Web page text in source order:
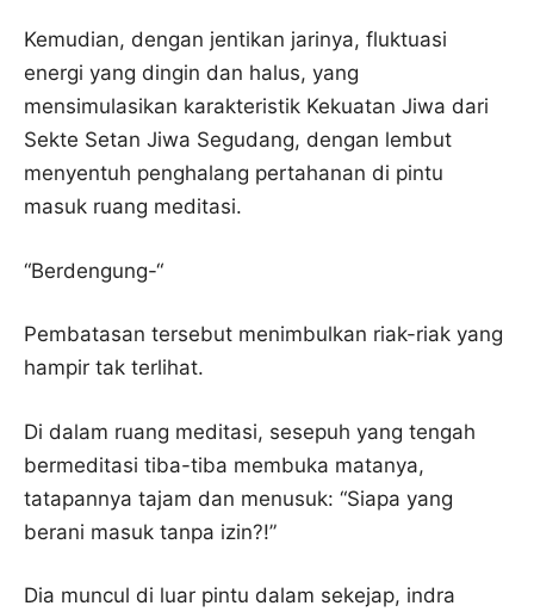
Kemudian, dengan jentikan jarinya, fluktuasi
energi yang dingin dan halus, yang
mensimulasikan karakteristik Kekuatan Jiwa dari
Sekte Setan Jiwa Segudang, dengan lembut
menyentuh penghalang pertahanan di pintu
masuk ruang meditasi.
“Berdengung-“
Pembatasan tersebut menimbulkan riak-riak yang
hampir tak terlihat.
Di dalam ruang meditasi, sesepuh yang tengah
bermeditasi tiba-tiba membuka matanya,
tatapannya tajam dan menusuk: “Siapa yang
berani masuk tanpa izin?!”
Dia muncul di luar pintu dalam sekejap, indra